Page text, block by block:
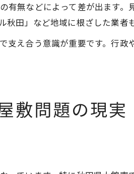
有無などによって差が出ます
田」など地域に根ざした業者
支え合う意識が重要です。行
敷問題の現実